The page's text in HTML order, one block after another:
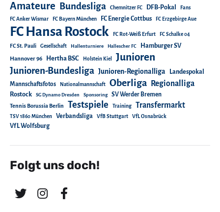
Amateure Bundesliga Chemnitzer FC DFB-Pokal Fans
FC Anker Wismar FC Bayern München FC Energie Cottbus FC Erzgebirge Aue
FC Hansa Rostock FC Rot-Weiß Erfurt FC Schalke 04
FC St. Pauli Gesellschaft Hallenturniere Hallescher FC Hamburger SV
Hannover 96 Hertha BSC Holstein Kiel Junioren
Junioren-Bundesliga Junioren-Regionalliga
Landespokal
Mannschaftsfotos
Nationalmannschaft Oberliga Regionalliga
Rostock SG Dynamo Dresden Sponsoring SV Werder Bremen
Tennis Borussia Berlin Testspiele Training Transfermarkt
TSV 1860 München Verbandsliga VfB Stuttgart VfL Osnabrück
VfL Wolfsburg
Folgt uns doch!